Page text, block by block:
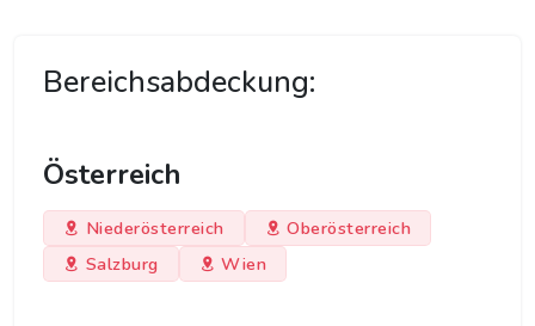
Bereichsabdeckung:
Österreich
Niederösterreich
Oberösterreich
Salzburg
Wien